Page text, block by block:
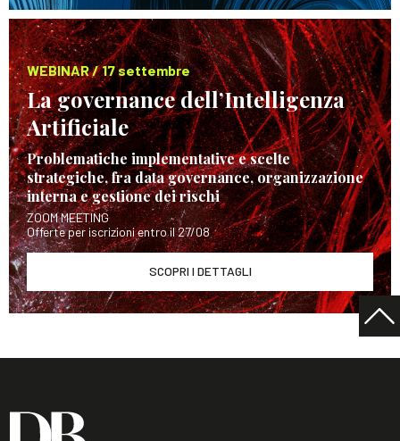
WEBINAR / 17 settembre
La governance dell’Intelligenza
Artificiale
Problematiche implementative e scelte
strategiche, fra data governance, organizzazione
interna e gestione dei rischi
ZOOM MEETING
Offerte per iscrizioni entro il 27/08
SCOPRI I DETTAGLI